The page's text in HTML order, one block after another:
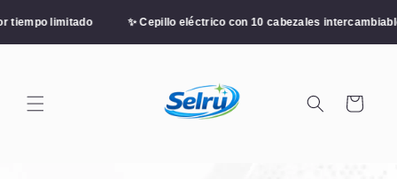
directamente
limitado ✨ Cepillo eléctrico con 10 cabezales intercambiables
Carrito